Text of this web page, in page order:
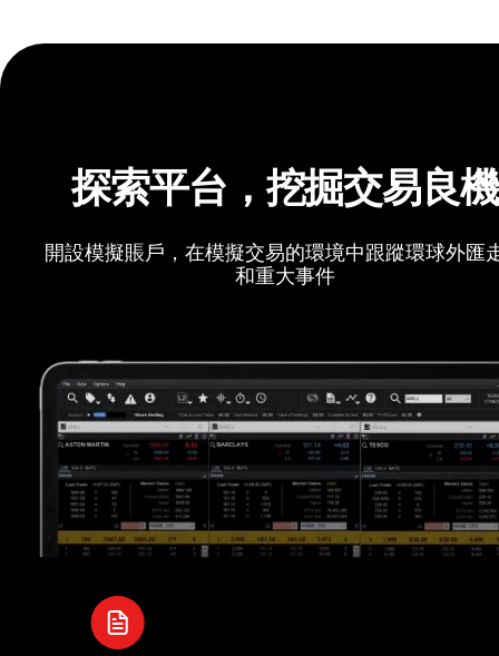
探索平台，挖掘交易良機
開設模擬賬戶，在模擬交易的環境中跟蹤環球外匯
和重大事件